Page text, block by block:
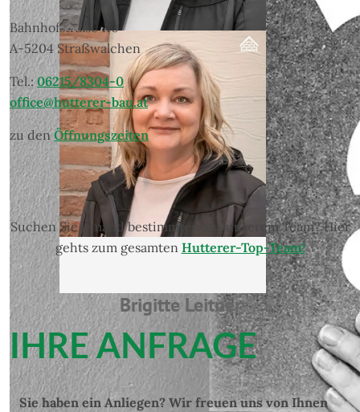
Brigitte Leitner
Bahnhofstraße 110
A-5204 Straßwalchen
Tel.:06215/8304-0
office@hutterer-bau.at
zu denÖffnungszeiten
Suchen Sie jemand bestimmten aus unserem Team? Hier
gehts zum gesamten Hutterer-Top-Team!
IHRE ANFRAGE
Sie haben ein Anliegen? Wir freuen uns von Ihnen